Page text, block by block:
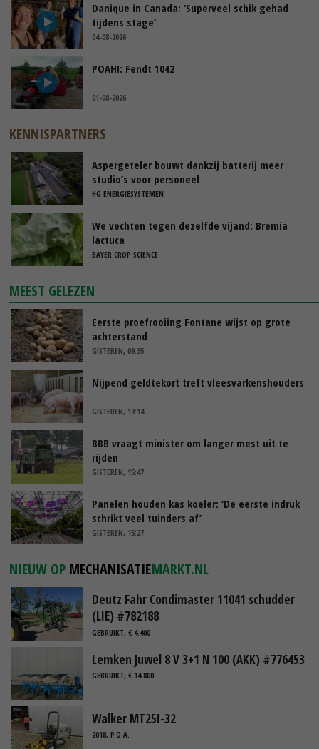
Danique in Canada: ‘Superveel schik gehad
tijdens stage’
04-08-2026
POAH!: Fendt 1042
01-08-2026
KENNISPARTNERS
Aspergeteler bouwt dankzij batterij meer
studio’s voor personeel
HG ENERGIESYSTEMEN
We vechten tegen dezelfde vijand: Bremia
lactuca
BAYER CROP SCIENCE
MEEST GELEZEN
Eerste proefrooiing Fontane wijst op grote
achterstand
GISTEREN, 09:35
Nijpend geldtekort treft vleesvarkenshouders
GISTEREN, 13:14
BBB vraagt minister om langer mest uit te
rijden
GISTEREN, 15:47
Panelen houden kas koeler: ‘De eerste indruk
schrikt veel tuinders af’
GISTEREN, 15:27
NIEUW OP MECHANISATIEMARKT.NL
Deutz Fahr Condimaster 11041 schudder
(LIE) #782188
GEBRUIKT, € 4.400
Lemken Juwel 8 V 3+1 N 100 (AKK) #776453
GEBRUIKT, € 14.800
Walker MT25I-32
2018, P.O.A.